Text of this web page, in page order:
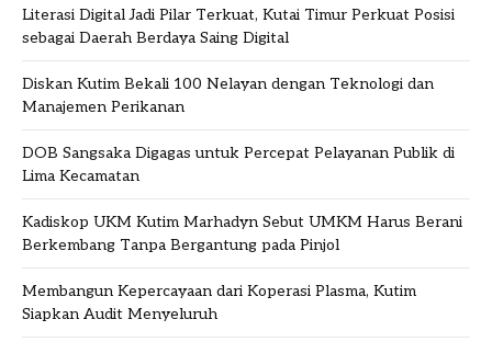
Literasi Digital Jadi Pilar Terkuat, Kutai Timur Perkuat Posisi
sebagai Daerah Berdaya Saing Digital
Diskan Kutim Bekali 100 Nelayan dengan Teknologi dan
Manajemen Perikanan
DOB Sangsaka Digagas untuk Percepat Pelayanan Publik di
Lima Kecamatan
Kadiskop UKM Kutim Marhadyn Sebut UMKM Harus Berani
Berkembang Tanpa Bergantung pada Pinjol
Membangun Kepercayaan dari Koperasi Plasma, Kutim
Siapkan Audit Menyeluruh